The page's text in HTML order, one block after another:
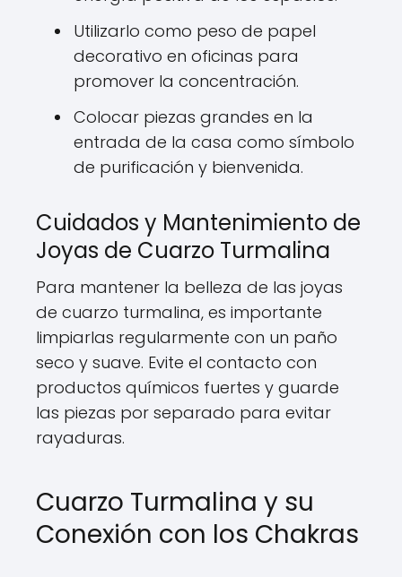
Utilizarlo como peso de papel
decorativo en oficinas para
promover la concentración.
Colocar piezas grandes en la
entrada de la casa como símbolo
de purificación y bienvenida.
Cuidados y Mantenimiento de
Joyas de Cuarzo Turmalina
Para mantener la belleza de las joyas
de cuarzo turmalina, es importante
limpiarlas regularmente con un paño
seco y suave. Evite el contacto con
productos químicos fuertes y guarde
las piezas por separado para evitar
rayaduras.
Cuarzo Turmalina y su
Conexión con los Chakras